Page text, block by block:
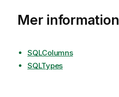
n
g
o
Mer information
SQLColumns
SQLTypes